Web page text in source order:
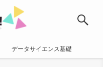
データサイエンス基礎